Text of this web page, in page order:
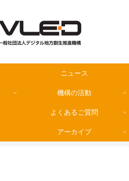
ニュース
機構の活動
よくあるご質問
アーカイブ